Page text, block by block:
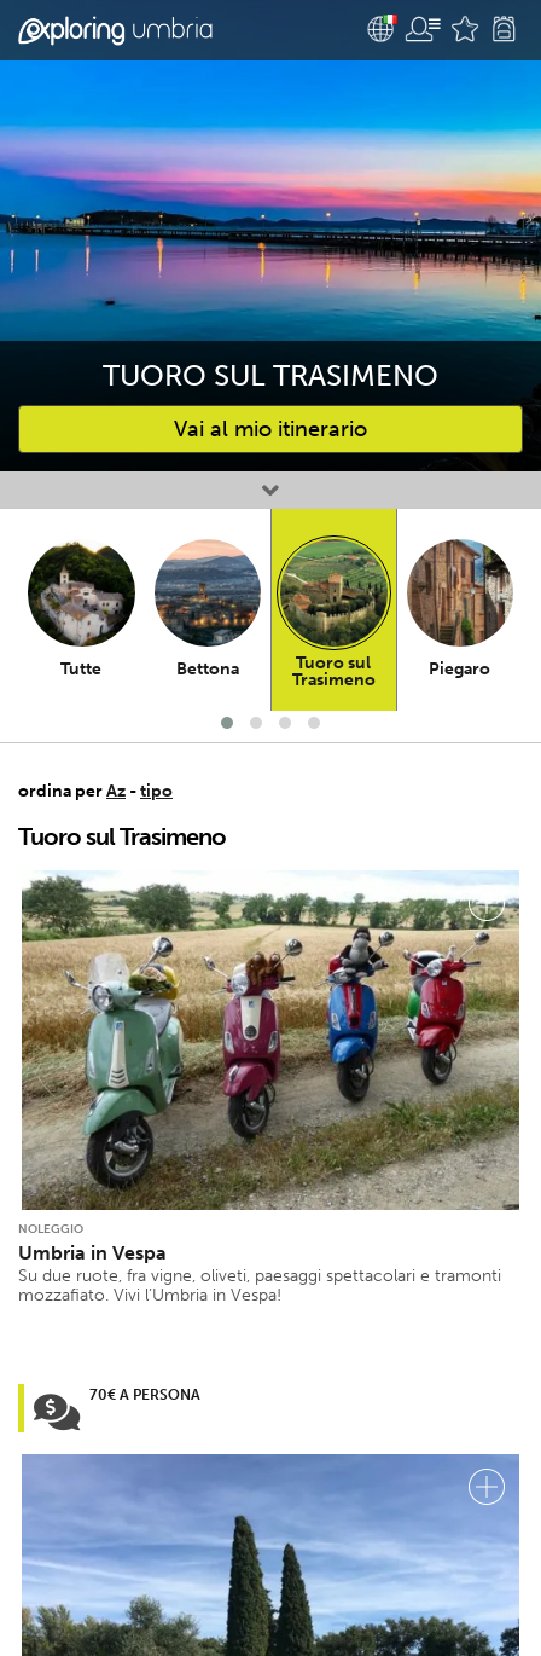
TUORO SUL TRASIMENO
Vai al mio itinerario
Attività preferite
Tutte Bettona
Tuoro sul
Trasimeno
Piegaro
ordina perAz -tipo
Tuoro sul Trasimeno
NOLEGGIO
Umbria in Vespa
Su due ruote, fra vigne, oliveti, paesaggi spettacolari e tramonti
mozzafiato. Vivi l’Umbria in Vespa!
70€ A PERSONA